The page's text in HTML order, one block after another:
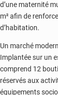
d’une maternité
m² afin de
d’habitation.
Un marché
Implantée sur un
comprend 12
réservés aux
équipements